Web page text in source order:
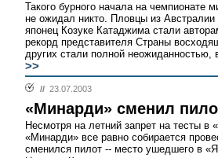
Такого бурного начала на
не ожидал никто. Пловцы из
японец Козуке Катаджима стали
рекорд представителя Страны
других стали полной
>>
// 23.07.2003
«Минарди» сменил
Несмотря на летний запрет на тесты
«Минарди» все равно собирается
сменился пилот -- место ушедшего в